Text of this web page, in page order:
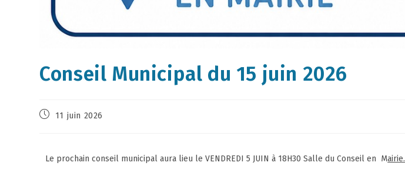
Conseil Municipal du 15 juin 2026
11 juin 2026
Le prochain conseil municipal aura lieu le VENDREDI 5 JUIN à 18H30 Salle du Conseil en Mairie.